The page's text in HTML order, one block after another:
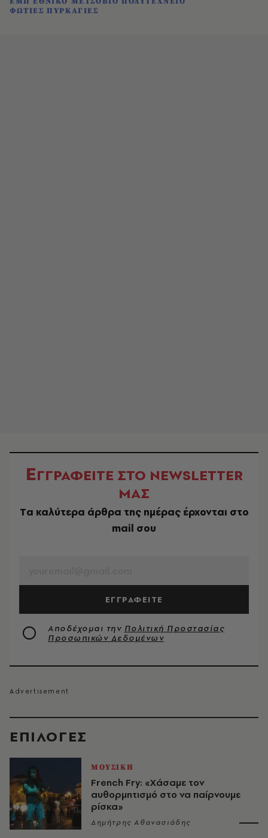
EΠΙΛΟΓΈΣ
ΜΟΥΣΙΚΗ
French Fry: «Χάσαμε τον
αυθορμητισμό στο να παίρνουμε
ρίσκα»
Δημήτρης Αθανασιάδης
ΦΩΤΙΕΣ ΠΥΡΚΑΓΙΕΣ
ΕΓΓΡΑΦΕΙΤΕ ΣΤΟ NEWSLETTER
ΜΑΣ
Tα καλύτερα άρθρα της ημέρας έρχονται στο
mail σου
ΕΓΓΡΑΦΕΙΤΕ
Αποδέχομαι την Πολιτική Προστασίας
Προσωπικών Δεδομένων